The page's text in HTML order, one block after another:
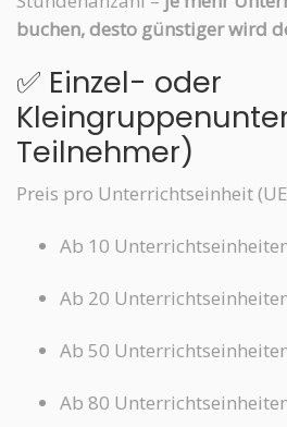
buchen, desto günstiger wird
✅ Einzel- oder
Teilnehmer)
Preis pro Unterrichtseinheit
Ab 10
Ab 20
Ab 50
Ab 80